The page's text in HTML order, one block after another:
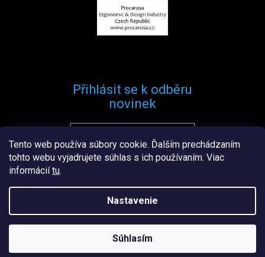
Tento web používa súbory cookie. Ďalším prechádzaním
tohto webu vyjadrujete súhlas s ich používaním. Viac
informáciítu.
Nastavenie
Súhlasím
Přihlásit se k odběru
novinek
Přihlásit se
VytvořilŠtefan Mazáň
Procarosa.sk. Všetky práva vyhradené.